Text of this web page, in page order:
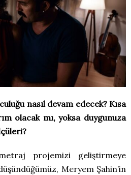
nasıl devam edecek? Kısa
olacak mı, yoksa duygunuza
projemizi geliştirmeye
Meryem Şahin’in